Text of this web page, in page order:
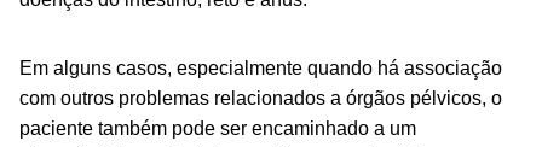
Em alguns casos, especialmente quando há associação
com outros problemas relacionados a órgãos pélvicos, o
paciente também pode ser encaminhado a um